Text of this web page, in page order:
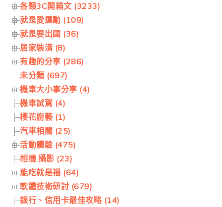
各類3C開箱文 (3233)
就是愛運動 (109)
就是要出國 (36)
居家裝潢 (8)
有趣的分享 (286)
未分類 (697)
機車大小事分享 (4)
機車試駕 (4)
櫻花廚藝 (1)
汽車相關 (25)
活動體驗 (475)
相機.攝影 (23)
能吃就是福 (64)
軟體技術研討 (679)
銀行、信用卡最佳攻略 (14)